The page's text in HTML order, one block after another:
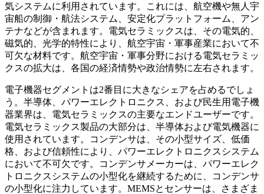
気システムに利用されています。これには、航空機や無人宇
宙船の制御・航法システム、安定化プラットフォーム、アン
テナなどが含まれます。電気セラミックスは、その電気的、
磁気的、光学的特性により、航空宇宙・軍事産業において不
可欠な材料です。航空宇宙・軍事分野における電気セラミッ
クスの拡大は、各国の経済情勢や政治情勢に左右されます。
電子機器セグメントは2番目に大きなシェアを占めるでしょ
う。半導体、パワーエレクトロニクス、および民生用電子機
器業界は、電気セラミックスの主要なエンドユーザーです。
電気セラミックス製品の大部分は、半導体および電気機器に
使用されています。コンデンサは、その小型サイズ、低価
格、および信頼性により、パワーエレクトロニクスシステム
において不可欠です。コンデンサメーカーは、パワーエレク
トロニクスシステムの小型化を継続するために、コンデンサ
の小型化に注力しています。MEMSとセンサーは、さまざま